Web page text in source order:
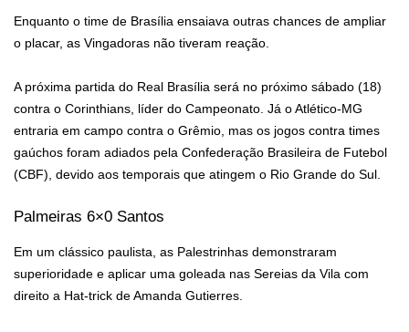
Enquanto o time de Brasília ensaiava outras chances de ampliar
o placar, as Vingadoras não tiveram reação.
A próxima partida do Real Brasília será no próximo sábado (18)
contra o Corinthians, líder do Campeonato. Já o Atlético-MG
entraria em campo contra o Grêmio, mas os jogos contra times
gaúchos foram adiados pela Confederação Brasileira de Futebol
(CBF), devido aos temporais que atingem o Rio Grande do Sul.
Palmeiras 6×0 Santos
Em um clássico paulista, as Palestrinhas demonstraram
superioridade e aplicar uma goleada nas Sereias da Vila com
direito a Hat-trick de Amanda Gutierres.